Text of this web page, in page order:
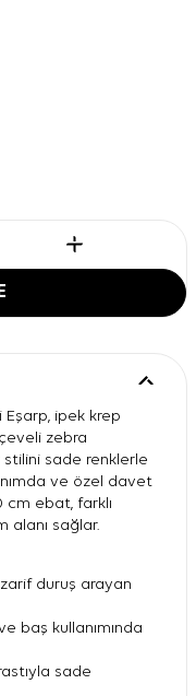
ipek krep
zebra
sade renklerle
ve özel davet
ebat, farklı
alanı sağlar.
duruş arayan
baş kullanımında
sade